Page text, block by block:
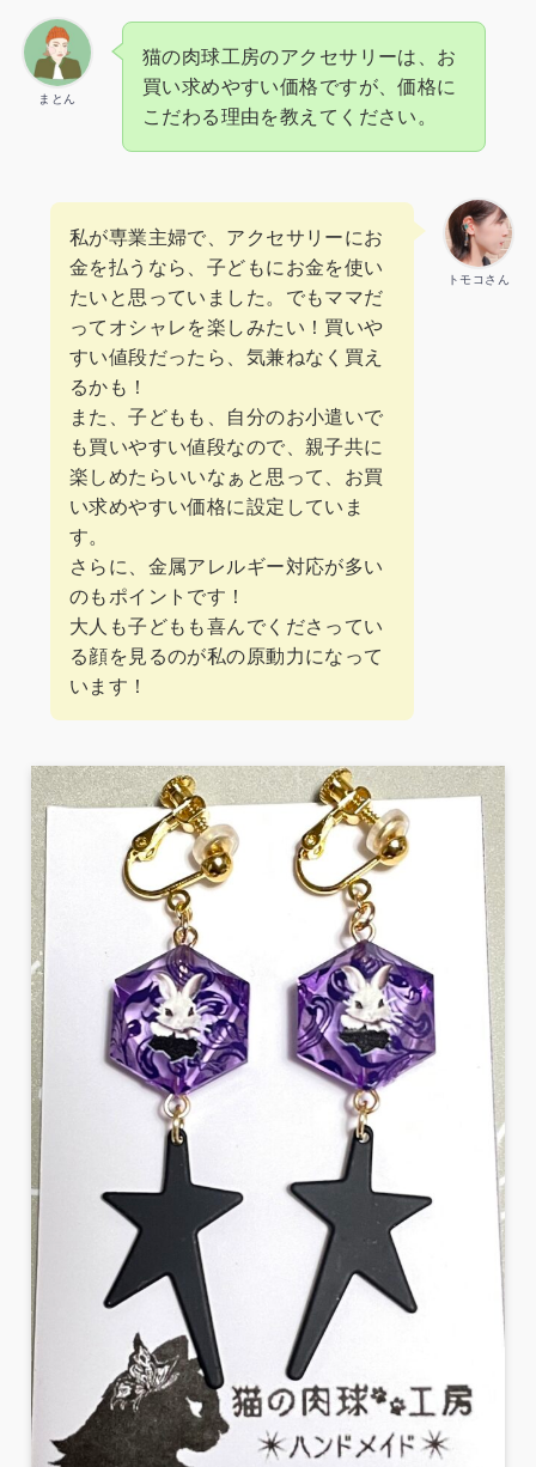
まとん
猫の肉球工房のアクセサリーは、お
買い求めやすい価格ですが、価格に
こだわる理由を教えてください。
トモコさん
私が専業主婦で、アクセサリーにお
金を払うなら、子どもにお金を使い
たいと思っていました。でもママだ
ってオシャレを楽しみたい！買いや
すい値段だったら、気兼ねなく買え
るかも！
また、子どもも、自分のお小遣いで
も買いやすい値段なので、親子共に
楽しめたらいいなぁと思って、お買
い求めやすい価格に設定していま
す。
さらに、金属アレルギー対応が多い
のもポイントです！
大人も子どもも喜んでくださってい
る顔を見るのが私の原動力になって
います！